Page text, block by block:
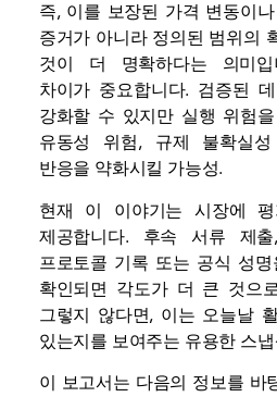
즉, 이를 보장된 가격 변동이
증거가 아니라 정의된 범위의
것이 더 명확하다는 의미입
차이가 중요합니다. 검증된
강화할 수 있지만 실행 위험
유동성
위험, 규제 불확실
반응을 약화시킬 가능성.
현재 이 이야기는 시장에
제공합니다. 후속 서류 제
프로토콜 기록 또는 공식 성
확인되면 각도가 더 큰 것으
그렇지 않다면, 이는 오늘날
있는지를 보여주는 유용한 스
이 보고서는 다음의 정보를 바